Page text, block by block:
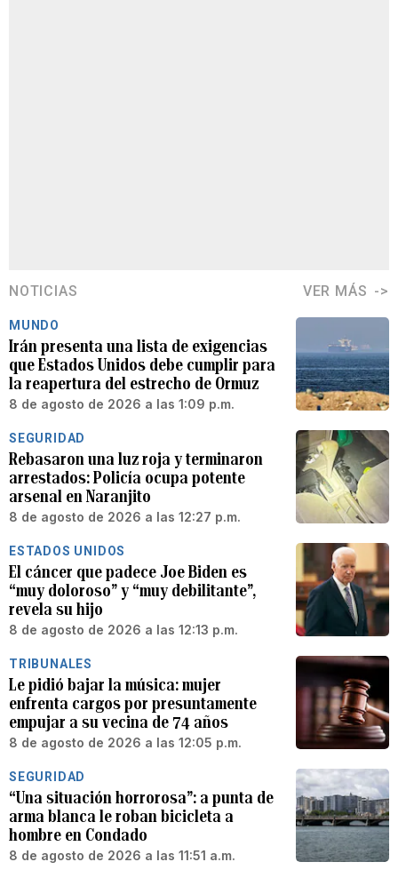
NOTICIAS VER MÁS
MUNDO
Irán presenta una lista de exigencias
que Estados Unidos debe cumplir para
la reapertura del estrecho de Ormuz
8 de agosto de 2026 a las 1:09 p.m.
SEGURIDAD
Rebasaron una luz roja y terminaron
arrestados: Policía ocupa potente
arsenal en Naranjito
8 de agosto de 2026 a las 12:27 p.m.
ESTADOS UNIDOS
El cáncer que padece Joe Biden es
“muy doloroso” y “muy debilitante”,
revela su hijo
8 de agosto de 2026 a las 12:13 p.m.
TRIBUNALES
Le pidió bajar la música: mujer
enfrenta cargos por presuntamente
empujar a su vecina de 74 años
8 de agosto de 2026 a las 12:05 p.m.
SEGURIDAD
“Una situación horrorosa”: a punta de
arma blanca le roban bicicleta a
hombre en Condado
8 de agosto de 2026 a las 11:51 a.m.